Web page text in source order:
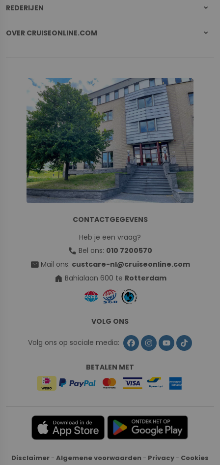
REDERIJEN
OVER CRUISEONLINE.COM
CONTACTGEGEVENS
Heb je een vraag?
call Bel ons: 010 7200570
mail Mail ons: custcare-nl@cruiseonline.com
home Bahialaan 600 te Rotterdam
VOLG ONS
Volg ons op sociale media:
BETALEN MET
Disclaimer - Algemene voorwaarden - Privacy - Cookies